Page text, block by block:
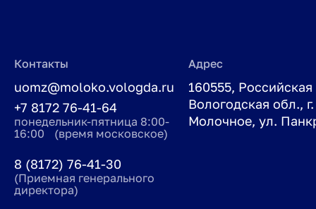
Контакты
uomz@moloko.vologda.ru
+7 8172 76-41-64
понедельник-пятница 8:00-
16:00 (время московское)
8 (8172) 76-41-30
(Приемная генерального
директора)
Адрес
160555,
Вологодская обл.,
Молочное, ул.